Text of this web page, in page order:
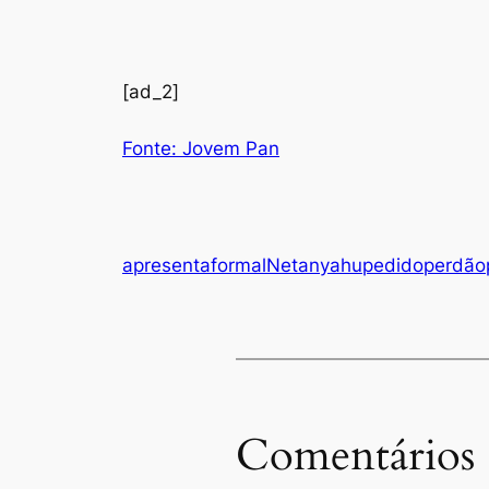
[ad_2]
Fonte: Jovem Pan
apresentaformalNetanyahupedidoperdão
Comentários